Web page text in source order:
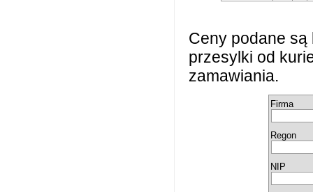
Ceny podane są
przesylki od
zamawiania.
Firma
Regon
NIP